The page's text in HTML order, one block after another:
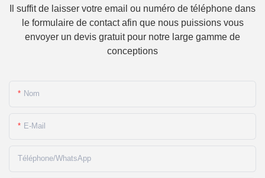
Il suffit de laisser votre email ou numéro de téléphone dans
le formulaire de contact afin que nous puissions vous
envoyer un devis gratuit pour notre large gamme de
conceptions
Nom
E-Mail
Téléphone/WhatsApp